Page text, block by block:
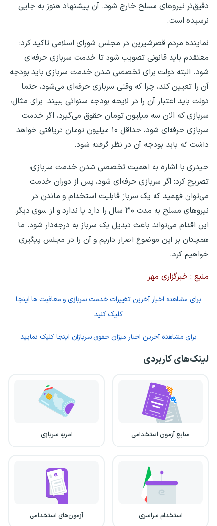
دقیق‌تر نیروهای مسلح خارج شود. آن پیشنهاد هنوز به جایی
نرسیده است.
نماینده مردم قصرشیرین در مجلس شورای اسلامی تاکید کرد:
معتقدم باید قانونی تصویب شود تا خدمت سربازی حرفه‌ای
شود. البته دولت برای تخصصی شدن خدمت سربازی باید بودجه
آن را تعیین کند، چرا که وقتی سربازی حرفه‌ای می‌شود، حتما
دولت باید اعتبار آن را در لایحه بودجه سنواتی ببیند. برای مثال،
سربازی که الان سه میلیون تومان حقوق می‌گیرد، اگر خدمت
سربازی حرفه‌ای شود، حداقل ۱۰ میلیون تومان دریافتی خواهد
داشت که باید بودجه آن در نظر گرفته شود.
حیدری با اشاره به اهمیت تخصصی شدن خدمت سربازی،
تصریح کرد: اگر سربازی حرفه‌ای شود، پس از دوران خدمت
می‌توان فهمید که یک سرباز قابلیت استخدام و ماندن در
نیروهای مسلح به مدت ۳۰ سال را دارد یا ندارد و از سوی دیگر،
این اقدام می‌تواند باعث تبدیل یک سرباز به درجه‌دار شود. ما
همچنان بر این موضوع اصرار داریم و آن را در مجلس پیگیری
خواهیم کرد.
منبع : خبرگزاری مهر
برای مشاهده اخبار آخرین تغییرات خدمت سربازی و معافیت ها اینجا
کلیک کنید
برای مشاهده آخرین اخبار میزان حقوق سربازان اینجا کلیک نمایید
لینک‌های کاربردی
منابع آزمون استخدامی امریه سربازی
استخدام سراسری آزمون‌های استخدامی